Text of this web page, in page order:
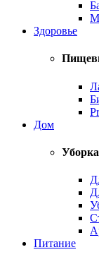
Здоровье
Дом
Питание